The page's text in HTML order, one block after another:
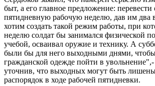
быт, а его главное предложение: перевести
пятидневную рабочую неделю, дав им
хотим создать такой режим работы, при
неделю солдат бы занимался физической
учебой, осваивал оружие и технику. А
были бы для него выходными днями,
гражданской одежде пойти в увольнение",-
уточнив, что выходных могут быть
распорядок в ходе рабочей пятидневки.